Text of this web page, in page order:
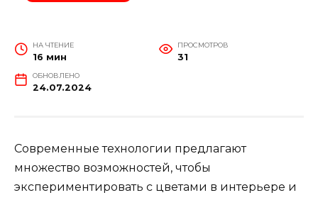
НА ЧТЕНИЕ
16 мин
ПРОСМОТРОВ
31
ОБНОВЛЕНО
24.07.2024
Современные технологии предлагают
множество возможностей, чтобы
экспериментировать с цветами в интерьере и